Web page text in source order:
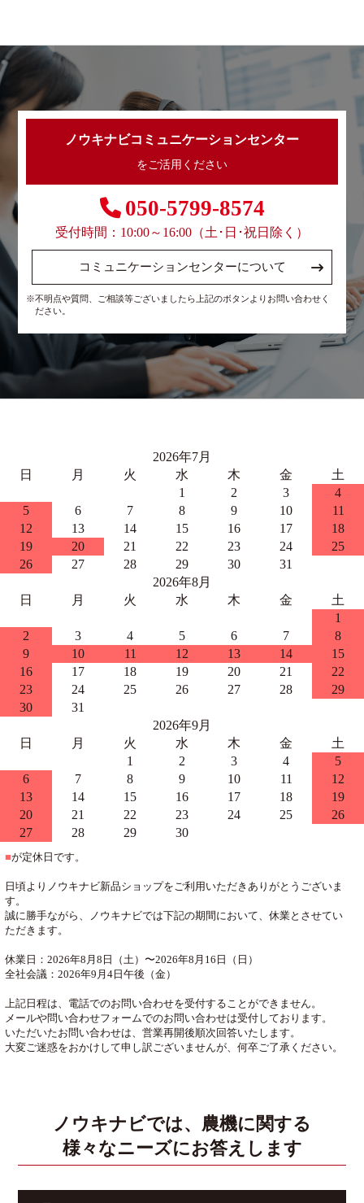
ノウキナビコミュニケーションセンター
をご活用ください
050-5799-8574
受付時間：10:00～16:00（土･日･祝日除く）
コミュニケーションセンターについて
※不明点や質問、ご相談等ございましたら上記のボタンよりお問い合わせく
ださい。
2026年7月
日
月 火 水 木 金
土
1
2 3
4
5
6 7 8 9 10
11
12
13 14 15 16 17
18
19
20 21 22 23 24
25
26
27 28 29 30
31
2026年8月
日
月 火 水 木 金
土
1
2
3 4 5 6 7
8
9
10 11 12 13 14
15
16
17 18 19 20 21
22
23
24 25 26 27 28
29
30
31
2026年9月
日
月 火 水 木 金
土
1
2 3 4
5
6
7 8 9 10 11
12
13
14 15 16 17 18
19
20
21 22 23 24 25
26
27
28 29 30
■が定休日です。
日頃よりノウキナビ新品ショップをご利用いただきありがとうございま
す。
誠に勝手ながら、ノウキナビでは下記の期間において、休業とさせてい
ただきます。
休業日：2026年8月8日（土）〜2026年8月16日（日）
全社会議：2026年9月4日午後（金）
上記日程は、電話でのお問い合わせを受付することができません。
メールや問い合わせフォームでのお問い合わせは受付しております。
いただいたお問い合わせは、営業再開後順次回答いたします。
大変ご迷惑をおかけして申し訳ございませんが、何卒ご了承ください。
ノウキナビでは、農機に関する
様々なニーズにお答えします